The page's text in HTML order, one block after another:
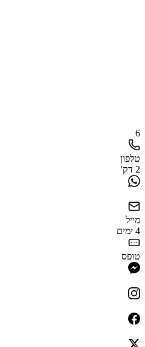
6
טלפון
2 דק'
מייל
4 ימים
טופס